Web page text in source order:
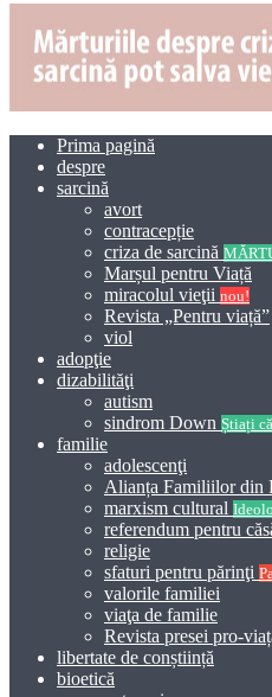
Prima pagină
despre
sarcină
avort
contracepție
criza de sarcină
Marșul pentru Viață
miracolul vieţii nou!
Revista „Pentru viață”
viol
adopţie
dizabilităţi
autism
sindrom Down Știați
familie
adolescenţi
Alianța Familiilor din
marxism cultural
referendum pentru
religie
sfaturi pentru părinţi
valorile familiei
viaţa de familie
Revista presei pro-
libertate de conștiință
bioetică